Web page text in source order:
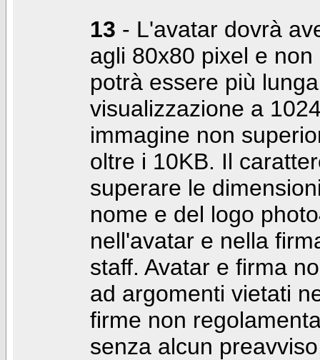
13 - L'avatar dovrà
agli 80x80 pixel e
potrà essere più
visualizzazione a
immagine non
oltre i 10KB. Il
superare le
nome e del logo
nell'avatar e nella
staff. Avatar e firma
ad argomenti vietati
firme non
senza alcun